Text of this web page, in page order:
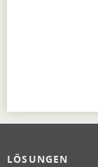
LÖSUNGEN